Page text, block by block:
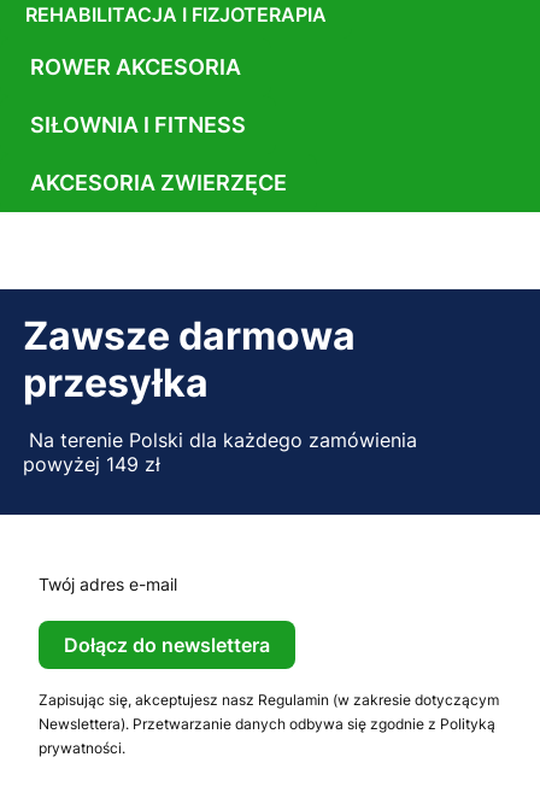
REHABILITACJA I FIZJOTERAPIA
ROWER AKCESORIA
SIŁOWNIA I FITNESS
AKCESORIA ZWIERZĘCE
Zawsze darmowa
przesyłka
Na terenie Polski dla każdego zamówienia
powyżej 149 zł
Twój adres e-mail
Dołącz do newslettera
Zapisując się, akceptujesz nasz Regulamin (w zakresie dotyczącym
Newslettera). Przetwarzanie danych odbywa się zgodnie z Polityką
prywatności.